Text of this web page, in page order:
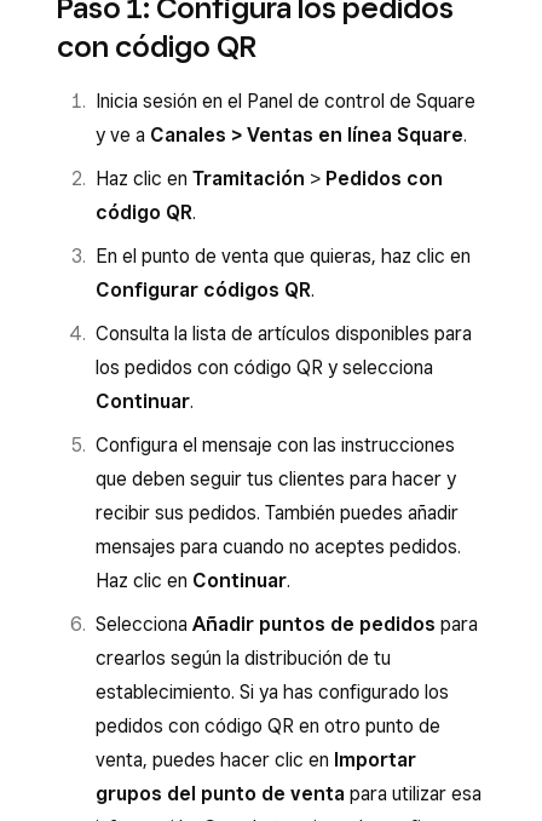
Paso 1: Configura los pedidos
con código QR
Inicia sesión en el Panel de control de Square
y ve a Canales > Ventas en línea Square.
Haz clic en Tramitación > Pedidos con
código QR.
En el punto de venta que quieras, haz clic en
Configurar códigos QR.
Consulta la lista de artículos disponibles para
los pedidos con código QR y selecciona
Continuar.
Configura el mensaje con las instrucciones
que deben seguir tus clientes para hacer y
recibir sus pedidos. También puedes añadir
mensajes para cuando no aceptes pedidos.
Haz clic en Continuar.
Selecciona Añadir puntos de pedidos para
crearlos según la distribución de tu
establecimiento. Si ya has configurado los
pedidos con código QR en otro punto de
venta, puedes hacer clic en Importar
grupos del punto de venta para utilizar esa